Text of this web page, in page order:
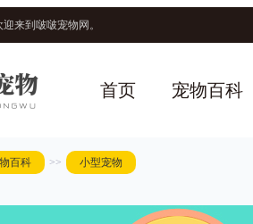
来到啵啵宠物网。
首页 宠物百科
百科 >> 小型宠物